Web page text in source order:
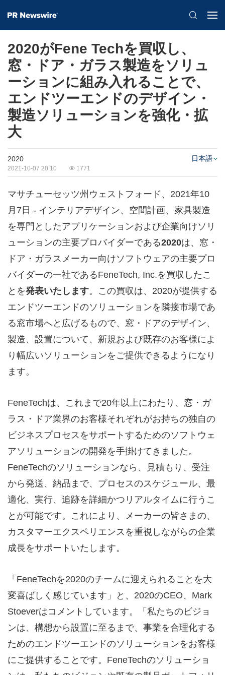
2020がFene Techを買収し、
窓・ドア・ガラス製造をソリュ
ーションに組み入れることで、
エンドツーエンドのデザイン・
製造ソリューションを強化・拡
大
2020
2021-10-07 20:10 1771
日本語
マサチューセッツ州ウェストフォード、2021年10
月7日 - インテリアデザイン、空間計画、家具製造
を専門としたアプリケーションおよび企業向けソリ
ューションの主要プロバイダーである2020は、窓・
ドア・ガラスメーカー向けソフトウェアの主要プロ
バイダーの一社であるFeneTech, Inc.を買収したこ
とを発表いたします。この買収は、2020が提供する
エンドツーエンドのソリューションを隣接市場であ
る窓市場へと広げるもので、窓・ドアのデザイン、
製造、設置について、新規および既存のお客様によ
り幅広いソリューションをご提供できるようになり
ます。
FeneTechは、これまで20年以上にわたり、窓・ガ
ラス・ドア業界のお客様それぞれがお持ちの独自の
ビジネスプロセスをサポートするためのソフトウェ
アソリューションの開発を手掛けてきました。
FeneTechのソリューションなら、見積もり、受注
から発送、納品まで、プロセスのスケジュール、最
適化、実行、追跡を詳細かつリアルタイムに行うこ
とが可能です。これにより、メーカーの皆さまの、
カスタマーエクスペリエンスを重視しながらの企業
成長をサポートいたします。
「FeneTechを2020のチームに迎えられることを大
変喜ばしく感じています」と、2020のCEO、Mark
Stoeverはコメントしています。「私たちのビジョ
ンは、構想から設置に至るまで、事業を合理化する
ためのエンドツーエンドのソリューションをお客様
にご提供することです。FeneTechのソリューショ